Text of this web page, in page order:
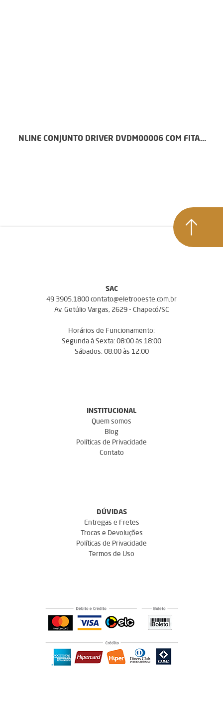
NLINE CONJUNTO DRIVER DVDM00006 COM FITA -
SAC
49 3905.1800 contato@eletrooeste.com.br
Av. Getúlio Vargas, 2629 - Chapecó/SC
Horários de Funcionamento:
Segunda à Sexta: 08:00 às 18:00
Sábados: 08:00 às 12:00
INSTITUCIONAL
Quem somos
Blog
Políticas de Privacidade
Contato
DÚVIDAS
Entregas e Fretes
Trocas e Devoluções
Políticas de Privacidade
Termos de Uso